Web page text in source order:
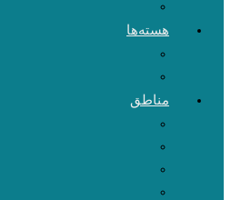
هسته‌ها
مناطق